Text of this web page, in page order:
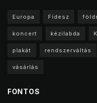
Europa Fidesz
koncert kézilabda
plakát rendszerváltás
vásárlás
FONTOS